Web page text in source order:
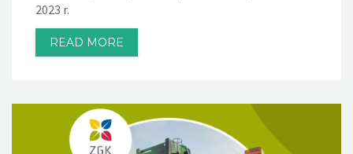
2023 r.
READ MORE